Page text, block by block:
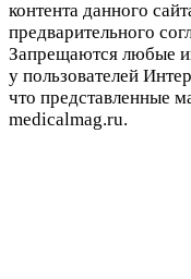
контента данного
предварительного
Запрещаются любые
у пользователей
что представленные
medicalmag.ru.